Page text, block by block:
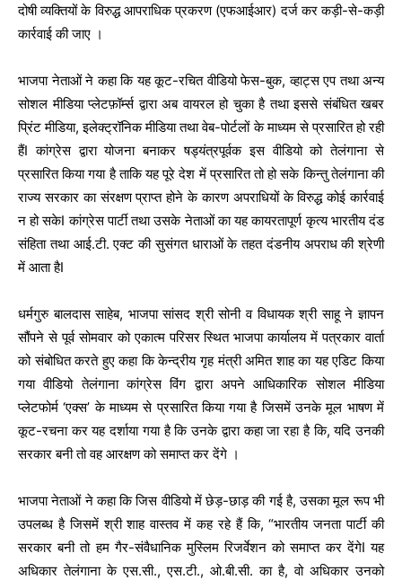
दोषी व्यक्तियों के विरुद्ध आपराधिक प्रकरण (एफआईआर) दर्ज कर कड़ी-से-कड़ी
कार्रवाई की जाए ।
भाजपा नेताओं ने कहा कि यह कूट-रचित वीडियो फेस-बुक, व्हाट्स एप तथा अन्य
सोशल मीडिया प्लेटफ़ॉर्म्स द्वारा अब वायरल हो चुका है तथा इससे संबंधित खबर
प्रिंट मीडिया, इलेक्ट्रॉनिक मीडिया तथा वेब-पोर्टलों के माध्यम से प्रसारित हो रही
हैंI कांग्रेस द्वारा योजना बनाकर षड्यंत्रपूर्वक इस वीडियो को तेलंगाना से
प्रसारित किया गया है ताकि यह पूरे देश में प्रसारित तो हो सके किन्तु तेलंगाना की
राज्य सरकार का संरक्षण प्राप्त होने के कारण अपराधियों के विरुद्ध कोई कार्रवाई
न हो सकेI कांग्रेस पार्टी तथा उसके नेताओं का यह कायरतापूर्ण कृत्य भारतीय दंड
संहिता तथा आई.टी. एक्ट की सुसंगत धाराओं के तहत दंडनीय अपराध की श्रेणी
में आता हैI
धर्मगुरु बालदास साहेब, भाजपा सांसद श्री सोनी व विधायक श्री साहू ने ज्ञापन
सौंपने से पूर्व सोमवार को एकात्म परिसर स्थित भाजपा कार्यालय में पत्रकार वार्ता
को संबोधित करते हुए कहा कि केन्द्रीय गृह मंत्री अमित शाह का यह एडिट किया
गया वीडियो तेलंगाना कांग्रेस विंग द्वारा अपने आधिकारिक सोशल मीडिया
प्लेटफोर्म ‘एक्स’ के माध्यम से प्रसारित किया गया है जिसमें उनके मूल भाषण में
कूट-रचना कर यह दर्शाया गया है कि उनके द्वारा कहा जा रहा है कि, यदि उनकी
सरकार बनी तो वह आरक्षण को समाप्त कर देंगे ।
भाजपा नेताओं ने कहा कि जिस वीडियो में छेड़-छाड़ की गई है, उसका मूल रूप भी
उपलब्ध है जिसमें श्री शाह वास्तव में कह रहे हैं कि, “भारतीय जनता पार्टी की
सरकार बनी तो हम गैर-संवैधानिक मुस्लिम रिजर्वेशन को समाप्त कर देंगेI यह
अधिकार तेलंगाना के एस.सी., एस.टी., ओ.बी.सी. का है, वो अधिकार उनको